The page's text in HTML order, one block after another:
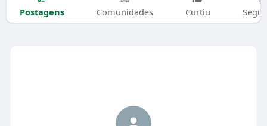
Postagens Comunidades Curtiu